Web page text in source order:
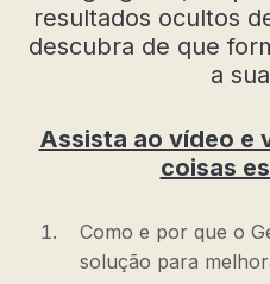
resultados ocultos
descubra de que
a
Assista ao vídeo e
coisas
Como e por que o
solução para